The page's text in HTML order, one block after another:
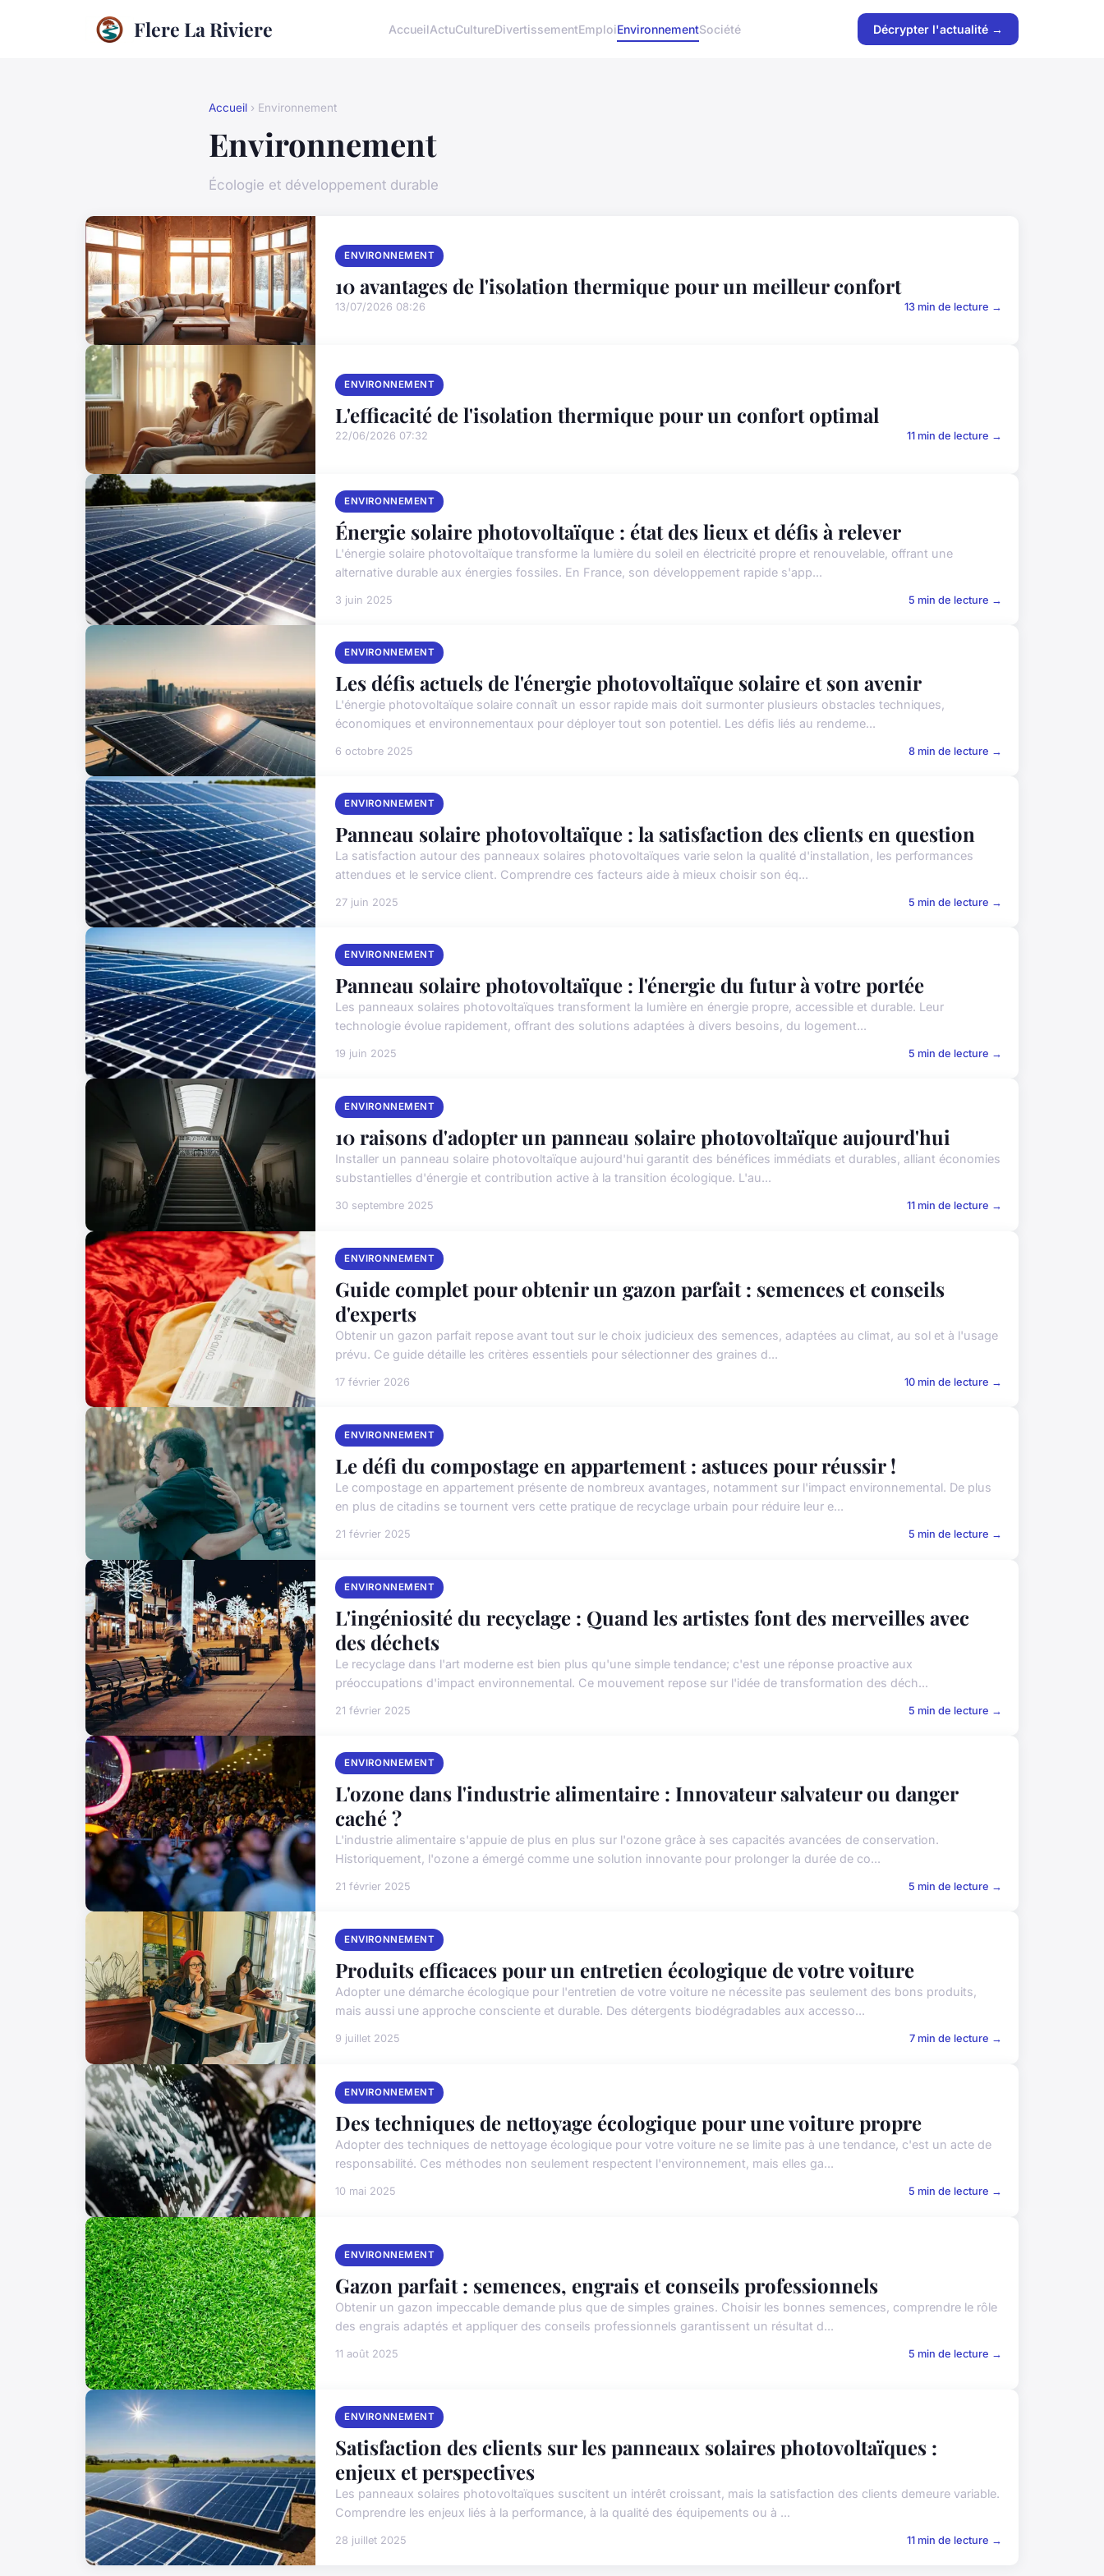
Flere La Riviere AccueilActuCultureDivertissementEmploiEnvironnementSociété Décrypter l'actualité →
Accueil › Environnement
Environnement
Écologie et développement durable
ENVIRONNEMENT
10 avantages de l'isolation thermique pour un meilleur confort
13/07/2026 08:26 13 min de lecture →
ENVIRONNEMENT
L'efficacité de l'isolation thermique pour un confort optimal
22/06/2026 07:32 11 min de lecture →
ENVIRONNEMENT
Énergie solaire photovoltaïque : état des lieux et défis à relever
L'énergie solaire photovoltaïque transforme la lumière du soleil en électricité propre et renouvelable, offrant une
alternative durable aux énergies fossiles. En France, son développement rapide s'app...
3 juin 2025 5 min de lecture →
ENVIRONNEMENT
Les défis actuels de l'énergie photovoltaïque solaire et son avenir
L'énergie photovoltaïque solaire connaît un essor rapide mais doit surmonter plusieurs obstacles techniques,
économiques et environnementaux pour déployer tout son potentiel. Les défis liés au rendeme...
6 octobre 2025 8 min de lecture →
ENVIRONNEMENT
Panneau solaire photovoltaïque : la satisfaction des clients en question
La satisfaction autour des panneaux solaires photovoltaïques varie selon la qualité d'installation, les performances
attendues et le service client. Comprendre ces facteurs aide à mieux choisir son éq...
27 juin 2025 5 min de lecture →
ENVIRONNEMENT
Panneau solaire photovoltaïque : l'énergie du futur à votre portée
Les panneaux solaires photovoltaïques transforment la lumière en énergie propre, accessible et durable. Leur
technologie évolue rapidement, offrant des solutions adaptées à divers besoins, du logement...
19 juin 2025 5 min de lecture →
ENVIRONNEMENT
10 raisons d'adopter un panneau solaire photovoltaïque aujourd'hui
Installer un panneau solaire photovoltaïque aujourd'hui garantit des bénéfices immédiats et durables, alliant économies
substantielles d'énergie et contribution active à la transition écologique. L'au...
30 septembre 2025 11 min de lecture →
ENVIRONNEMENT
Guide complet pour obtenir un gazon parfait : semences et conseils
d'experts
Obtenir un gazon parfait repose avant tout sur le choix judicieux des semences, adaptées au climat, au sol et à l'usage
prévu. Ce guide détaille les critères essentiels pour sélectionner des graines d...
17 février 2026 10 min de lecture →
ENVIRONNEMENT
Le défi du compostage en appartement : astuces pour réussir !
Le compostage en appartement présente de nombreux avantages, notamment sur l'impact environnemental. De plus
en plus de citadins se tournent vers cette pratique de recyclage urbain pour réduire leur e...
21 février 2025 5 min de lecture →
ENVIRONNEMENT
L'ingéniosité du recyclage : Quand les artistes font des merveilles avec
des déchets
Le recyclage dans l'art moderne est bien plus qu'une simple tendance; c'est une réponse proactive aux
préoccupations d'impact environnemental. Ce mouvement repose sur l'idée de transformation des déch...
21 février 2025 5 min de lecture →
ENVIRONNEMENT
L'ozone dans l'industrie alimentaire : Innovateur salvateur ou danger
caché ?
L'industrie alimentaire s'appuie de plus en plus sur l'ozone grâce à ses capacités avancées de conservation.
Historiquement, l'ozone a émergé comme une solution innovante pour prolonger la durée de co...
21 février 2025 5 min de lecture →
ENVIRONNEMENT
Produits efficaces pour un entretien écologique de votre voiture
Adopter une démarche écologique pour l'entretien de votre voiture ne nécessite pas seulement des bons produits,
mais aussi une approche consciente et durable. Des détergents biodégradables aux accesso...
9 juillet 2025 7 min de lecture →
ENVIRONNEMENT
Des techniques de nettoyage écologique pour une voiture propre
Adopter des techniques de nettoyage écologique pour votre voiture ne se limite pas à une tendance, c'est un acte de
responsabilité. Ces méthodes non seulement respectent l'environnement, mais elles ga...
10 mai 2025 5 min de lecture →
ENVIRONNEMENT
Gazon parfait : semences, engrais et conseils professionnels
Obtenir un gazon impeccable demande plus que de simples graines. Choisir les bonnes semences, comprendre le rôle
des engrais adaptés et appliquer des conseils professionnels garantissent un résultat d...
11 août 2025 5 min de lecture →
ENVIRONNEMENT
Satisfaction des clients sur les panneaux solaires photovoltaïques :
enjeux et perspectives
Les panneaux solaires photovoltaïques suscitent un intérêt croissant, mais la satisfaction des clients demeure variable.
Comprendre les enjeux liés à la performance, à la qualité des équipements ou à ...
28 juillet 2025 11 min de lecture →